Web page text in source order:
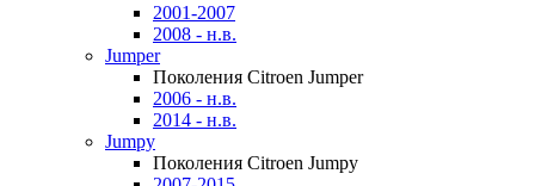
2001-2007
2008 - н.в.
Jumper
Поколения Citroen Jumper
2006 - н.в.
2014 - н.в.
Jumpy
Поколения Citroen Jumpy